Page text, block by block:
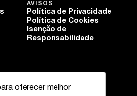
oferecer melhor
AVISOS
Política de Privacidade
Política de Cookies
Isenção de
Responsabilidade